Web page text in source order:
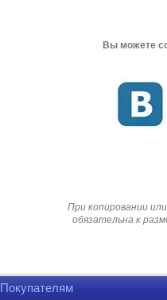
Вы можете
При копировании
обязательна к
Покупателям